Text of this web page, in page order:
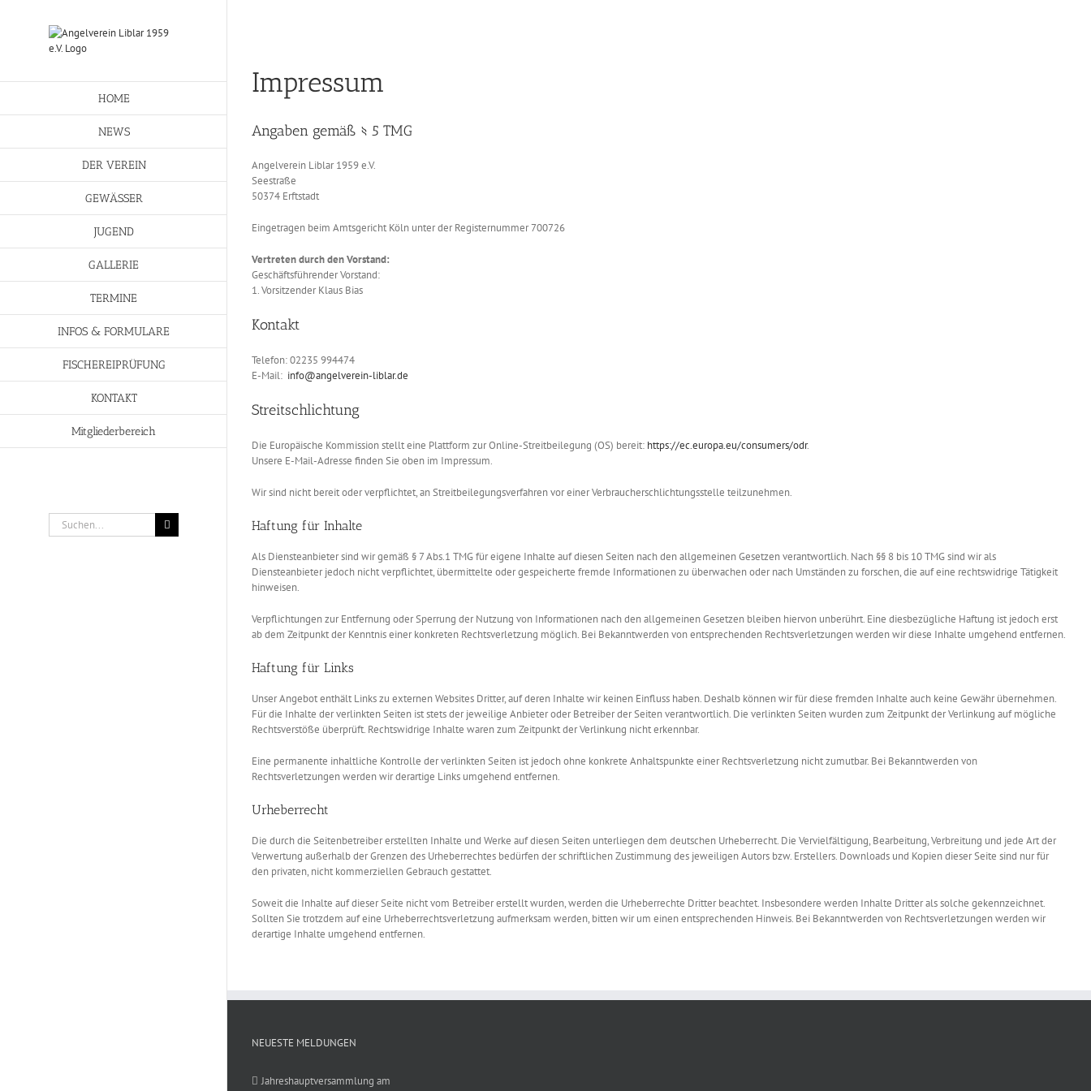
HOME
NEWS
DER VEREIN
GEWÄSSER
JUGEND
GALLERIE
TERMINE
INFOS & FORMULARE
FISCHEREIPRÜFUNG
KONTAKT
Mitgliederbereich
Suche
nach:
Impressum
Angaben gemäß § 5 TMG
Angelverein Liblar 1959 e.V.
Seestraße
50374 Erftstadt
Eingetragen beim Amtsgericht Köln unter der Registernummer 700726
Vertreten durch den Vorstand:
Geschäftsführender Vorstand:
1. Vorsitzender Klaus Bias
Kontakt
Telefon: 02235 994474
E-Mail: info@angelverein-liblar.de
Streitschlichtung
Die Europäische Kommission stellt eine Plattform zur Online-Streitbeilegung (OS) bereit: https://ec.europa.eu/consumers/odr.
Unsere E-Mail-Adresse finden Sie oben im Impressum.
Wir sind nicht bereit oder verpflichtet, an Streitbeilegungsverfahren vor einer Verbraucherschlichtungsstelle teilzunehmen.
Haftung für Inhalte
Als Diensteanbieter sind wir gemäß § 7 Abs.1 TMG für eigene Inhalte auf diesen Seiten nach den allgemeinen Gesetzen verantwortlich. Nach §§ 8 bis 10 TMG sind wir als
Diensteanbieter jedoch nicht verpflichtet, übermittelte oder gespeicherte fremde Informationen zu überwachen oder nach Umständen zu forschen, die auf eine rechtswidrige Tätigkeit
hinweisen.
Verpflichtungen zur Entfernung oder Sperrung der Nutzung von Informationen nach den allgemeinen Gesetzen bleiben hiervon unberührt. Eine diesbezügliche Haftung ist jedoch erst
ab dem Zeitpunkt der Kenntnis einer konkreten Rechtsverletzung möglich. Bei Bekanntwerden von entsprechenden Rechtsverletzungen werden wir diese Inhalte umgehend entfernen.
Haftung für Links
Unser Angebot enthält Links zu externen Websites Dritter, auf deren Inhalte wir keinen Einfluss haben. Deshalb können wir für diese fremden Inhalte auch keine Gewähr übernehmen.
Für die Inhalte der verlinkten Seiten ist stets der jeweilige Anbieter oder Betreiber der Seiten verantwortlich. Die verlinkten Seiten wurden zum Zeitpunkt der Verlinkung auf mögliche
Rechtsverstöße überprüft. Rechtswidrige Inhalte waren zum Zeitpunkt der Verlinkung nicht erkennbar.
Eine permanente inhaltliche Kontrolle der verlinkten Seiten ist jedoch ohne konkrete Anhaltspunkte einer Rechtsverletzung nicht zumutbar. Bei Bekanntwerden von
Rechtsverletzungen werden wir derartige Links umgehend entfernen.
Urheberrecht
Die durch die Seitenbetreiber erstellten Inhalte und Werke auf diesen Seiten unterliegen dem deutschen Urheberrecht. Die Vervielfältigung, Bearbeitung, Verbreitung und jede Art der
Verwertung außerhalb der Grenzen des Urheberrechtes bedürfen der schriftlichen Zustimmung des jeweiligen Autors bzw. Erstellers. Downloads und Kopien dieser Seite sind nur für
den privaten, nicht kommerziellen Gebrauch gestattet.
Soweit die Inhalte auf dieser Seite nicht vom Betreiber erstellt wurden, werden die Urheberrechte Dritter beachtet. Insbesondere werden Inhalte Dritter als solche gekennzeichnet.
Sollten Sie trotzdem auf eine Urheberrechtsverletzung aufmerksam werden, bitten wir um einen entsprechenden Hinweis. Bei Bekanntwerden von Rechtsverletzungen werden wir
derartige Inhalte umgehend entfernen.
NEUESTE MELDUNGEN
Jahreshauptversammlung am